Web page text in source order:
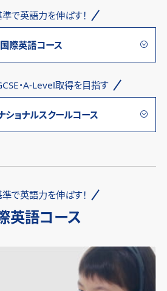
で英語力を伸ばす！
国際英語コース
・A-Level取得を目指す
ショナルスクールコース
で英語力を伸ばす！
英語コース